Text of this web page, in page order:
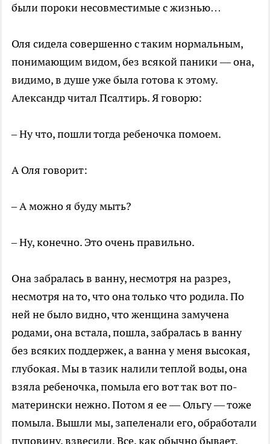
были пороки несовместимые с жизнью…
Оля сидела совершенно с таким нормальным,
понимающим видом, без всякой паники — она,
видимо, в душе уже была готова к этому.
Александр читал Псалтирь. Я говорю:
– Ну что, пошли тогда ребеночка помоем.
А Оля говорит:
– А можно я буду мыть?
– Ну, конечно. Это очень правильно.
Она забралась в ванну, несмотря на разрез,
несмотря на то, что она только что родила. По
ней не было видно, что женщина замучена
родами, она встала, пошла, забралась в ванну
без всяких поддержек, а ванна у меня высокая,
глубокая. Мы в тазик налили теплой воды, она
взяла ребеночка, помыла его вот так вот по-
матерински нежно. Потом я ее — Ольгу — тоже
помыла. Вышли мы, запеленали его, обработали
пуповину, взвесили. Все, как обычно бывает,